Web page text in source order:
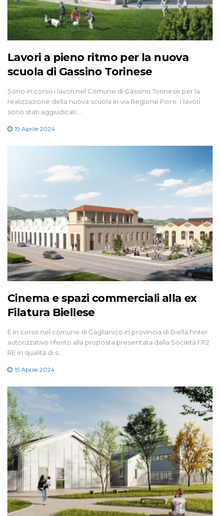
Lavori a pieno ritmo per la nuova
scuola di Gassino Torinese
Sono in corso i lavori nel Comune di Gassino Torinese per la
realizzazione della nuova scuola in via Regione Fiore. I lavori
sono stati aggiudicati …
19 Aprile 2024
Cinema e spazi commerciali alla ex
Filatura Biellese
È in corso nel comune di Gaglianico in provincia di Biella l'inter
autorizzativo riferito alla proposta presentata dalla Società FP2
RE in qualità di s…
15 Aprile 2024